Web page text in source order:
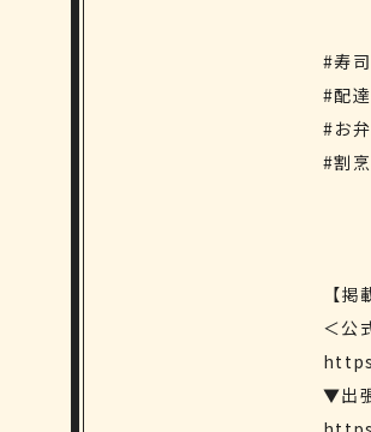
#寿
#配
#お
#割
【掲
＜公
▼出